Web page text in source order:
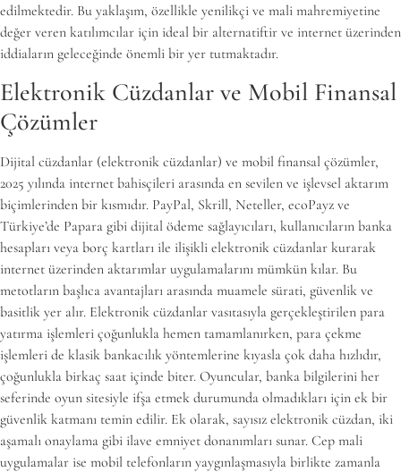
edilmektedir. Bu yaklaşım, özellikle yenilikçi ve mali mahremiyetine
değer veren katılımcılar için ideal bir alternatiftir ve internet üzerinden
iddiaların geleceğinde önemli bir yer tutmaktadır.
Elektronik Cüzdanlar ve Mobil Finansal
Çözümler
Dijital cüzdanlar (elektronik cüzdanlar) ve mobil finansal çözümler,
2025 yılında internet bahisçileri arasında en sevilen ve işlevsel aktarım
biçimlerinden bir kısmıdır. PayPal, Skrill, Neteller, ecoPayz ve
Türkiye’de Papara gibi dijital ödeme sağlayıcıları, kullanıcıların banka
hesapları veya borç kartları ile ilişikli elektronik cüzdanlar kurarak
internet üzerinden aktarımlar uygulamalarını mümkün kılar. Bu
metotların başlıca avantajları arasında muamele sürati, güvenlik ve
basitlik yer alır. Elektronik cüzdanlar vasıtasıyla gerçekleştirilen para
yatırma işlemleri çoğunlukla hemen tamamlanırken, para çekme
işlemleri de klasik bankacılık yöntemlerine kıyasla çok daha hızlıdır,
çoğunlukla birkaç saat içinde biter. Oyuncular, banka bilgilerini her
seferinde oyun sitesiyle ifşa etmek durumunda olmadıkları için ek bir
güvenlik katmanı temin edilir. Ek olarak, sayısız elektronik cüzdan, iki
aşamalı onaylama gibi ilave emniyet donanımları sunar. Cep mali
uygulamalar ise mobil telefonların yaygınlaşmasıyla birlikte zamanla